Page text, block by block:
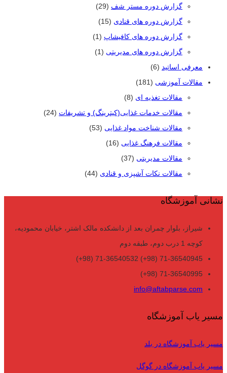
گزارش دوره مستر شف (29)
گزارش دوره های قنادی (15)
گزارش دوره های کافیشاپ (1)
گزارش دوره های مدیریتی (1)
معرفی اساتید (6)
مقالات آموزشی (181)
مقالات تغذیه ای (8)
مقالات خدمات غذایی(کیترینگ) و تشریفات (24)
مقالات شناخت مواد غذایی (53)
مقالات فرهنگ غذایی (16)
مقالات مدیریتی (37)
مقالات نکات آشپزی و قنادی (44)
نشانی آموزشگاه
شیراز، بلوار چمران بعد از دانشکده مالک اشتر، خیابان محمودیه،
کوچه 1 درب دوم، طبقه دوم
71-36540945 (98+) 71-36540532 (98+)
71-36540995 (98+)
info@aftabparse.com
مسیر یاب آموزشگاه
مسیر یاب آموزشگاه در بلد
مسیر یاب آموزشگاه در گوگل